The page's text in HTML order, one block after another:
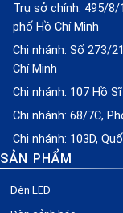
Trụ sở chính: 495/8/
phố Hồ Chí Minh
Chi nhánh: Số 273/
Chí Minh
Chi nhánh: 107 Hồ
Chi nhánh: 68/7C,
Chi nhánh: 103D,
SẢN PHẨM
Đèn LED